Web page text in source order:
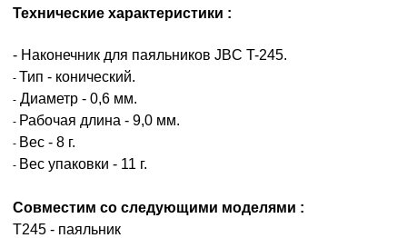
Технические характеристики :
- Наконечник для паяльников JBC T-245.
- Тип - конический.
- Диаметр - 0,6 мм.
- Рабочая длина - 9,0 мм.
- Вес - 8 г.
- Вес упаковки - 11 г.
Cовместим со следующими моделями :
T245 - паяльник